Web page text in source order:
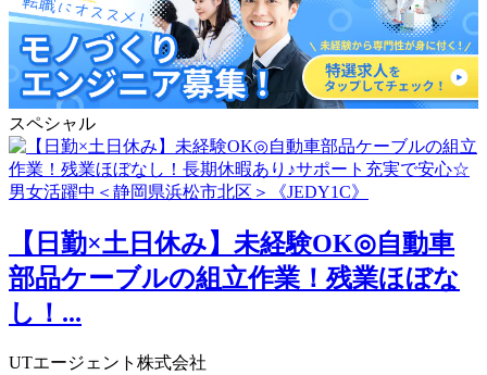
スペシャル
【日勤×土日休み】未経験OK◎自動車
部品ケーブルの組立作業！残業ほぼな
し！...
UTエージェント株式会社